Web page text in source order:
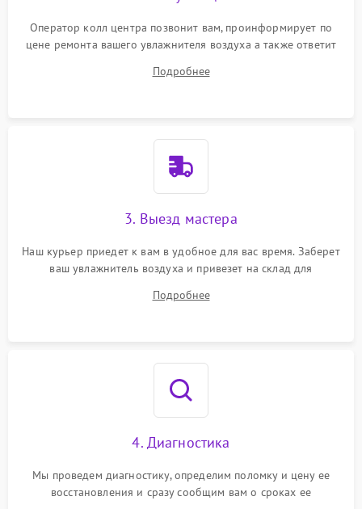
Оператор колл центра позвонит вам, проинформирует по
цене ремонта вашего увлажнителя воздуха а также ответит
Подробнее
3. Выезд мастера
Наш курьер приедет к вам в удобное для вас время. Заберет
ваш увлажнитель воздуха и привезет на склад для
Подробнее
4. Диагностика
Мы проведем диагностику, определим поломку и цену ее
восстановления и сразу сообщим вам о сроках ее